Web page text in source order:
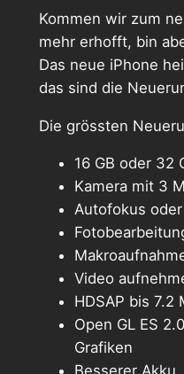
Kommen wir zum
mehr erhofft, bin
Das neue iPhone
das sind die
Die grössten
16 GB oder 32
Kamera mit 3
Autofokus
Video
HDSAP bis 7.2
Open GL ES
Grafiken